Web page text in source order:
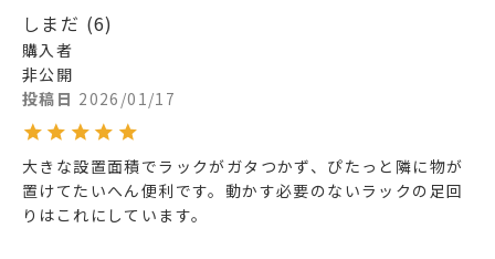
しまだ 6
購入者
非公開
投稿日 2026/01/17
大きな設置面積でラックがガタつかず、ぴたっと隣に物が
置けてたいへん便利です。動かす必要のないラックの足回
りはこれにしています。